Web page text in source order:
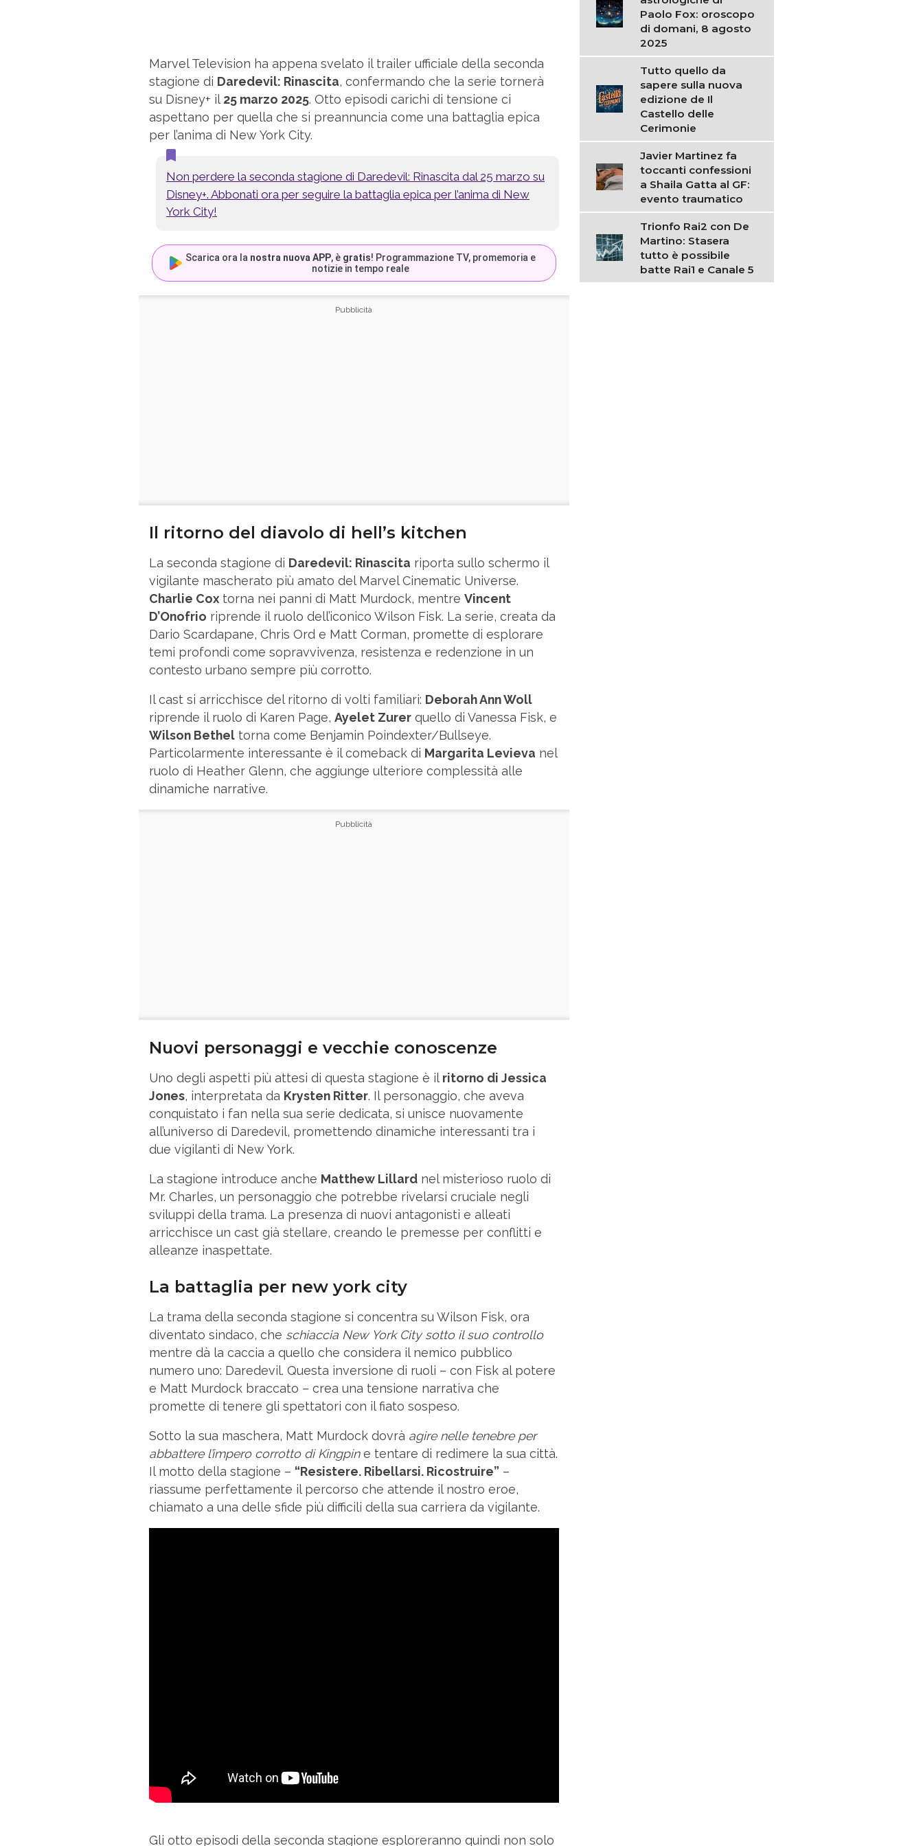
Marvel Television ha appena svelato il trailer ufficiale della seconda
stagione di Daredevil: Rinascita, confermando che la serie tornerà
su Disney+ il 25 marzo 2025. Otto episodi carichi di tensione ci
aspettano per quella che si preannuncia come una battaglia epica
per l’anima di New York City.
Non perdere la seconda stagione di Daredevil: Rinascita dal 25 marzo su
Disney+. Abbonati ora per seguire la battaglia epica per l’anima di New
York City!
Scarica ora la nostra nuova APP, è gratis! Programmazione TV, promemoria e
notizie in tempo reale
Il ritorno del diavolo di hell’s kitchen
La seconda stagione di Daredevil: Rinascita riporta sullo schermo il
vigilante mascherato più amato del Marvel Cinematic Universe.
Charlie Cox torna nei panni di Matt Murdock, mentre Vincent
D’Onofrio riprende il ruolo dell’iconico Wilson Fisk. La serie, creata da
Dario Scardapane, Chris Ord e Matt Corman, promette di esplorare
temi profondi come sopravvivenza, resistenza e redenzione in un
contesto urbano sempre più corrotto.
Il cast si arricchisce del ritorno di volti familiari: Deborah Ann Woll
riprende il ruolo di Karen Page, Ayelet Zurer quello di Vanessa Fisk, e
Wilson Bethel torna come Benjamin Poindexter/Bullseye.
Particolarmente interessante è il comeback di Margarita Levieva nel
ruolo di Heather Glenn, che aggiunge ulteriore complessità alle
dinamiche narrative.
Nuovi personaggi e vecchie conoscenze
Uno degli aspetti più attesi di questa stagione è il ritorno di Jessica
Jones, interpretata da Krysten Ritter. Il personaggio, che aveva
conquistato i fan nella sua serie dedicata, si unisce nuovamente
all’universo di Daredevil, promettendo dinamiche interessanti tra i
due vigilanti di New York.
La stagione introduce anche Matthew Lillard nel misterioso ruolo di
Mr. Charles, un personaggio che potrebbe rivelarsi cruciale negli
sviluppi della trama. La presenza di nuovi antagonisti e alleati
arricchisce un cast già stellare, creando le premesse per conflitti e
alleanze inaspettate.
La battaglia per new york city
La trama della seconda stagione si concentra su Wilson Fisk, ora
diventato sindaco, che schiaccia New York City sotto il suo controllo
mentre dà la caccia a quello che considera il nemico pubblico
numero uno: Daredevil. Questa inversione di ruoli – con Fisk al potere
e Matt Murdock braccato – crea una tensione narrativa che
promette di tenere gli spettatori con il fiato sospeso.
Sotto la sua maschera, Matt Murdock dovrà agire nelle tenebre per
abbattere l’impero corrotto di Kingpine tentare di redimere la sua città.
Il motto della stagione – “Resistere. Ribellarsi. Ricostruire” –
riassume perfettamente il percorso che attende il nostro eroe,
chiamato a una delle sfide più difficili della sua carriera da vigilante.
Gli otto episodi della seconda stagione esploreranno quindi non solo
Paolo Fox: oroscopo
di domani, 8 agosto
2025
Tutto quello da
sapere sulla nuova
edizione de Il
Castello delle
Cerimonie
Javier Martinez fa
toccanti confessioni
a Shaila Gatta al GF:
evento traumatico
Trionfo Rai2 con De
Martino: Stasera
tutto è possibile
batte Rai1 e Canale 5